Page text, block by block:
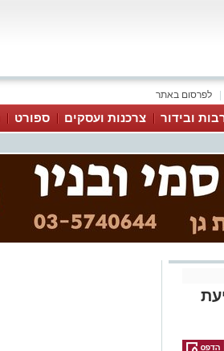
לפרסום באתר
ובידור צרכנות ועסקים ספורט